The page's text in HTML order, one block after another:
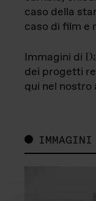
caso della
caso di film e
Immagini di
dei progetti
qui nel
IMMAGINI